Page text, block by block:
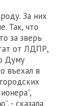
За них
Так, что
за зверь
от ЛДПР,
Думу
въехал в
- сказала